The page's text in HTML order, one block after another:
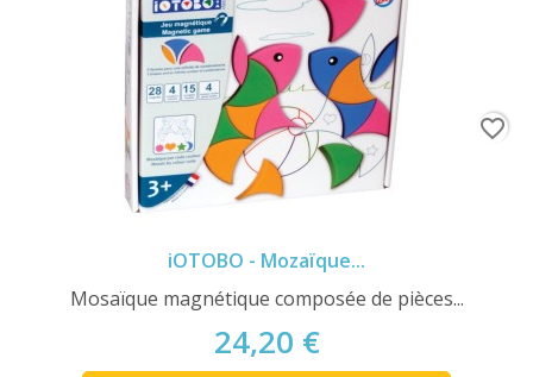
iOTOBO - Mozaïque...
Mosaïque magnétique composée de pièces...
24,20 €
favorite_border